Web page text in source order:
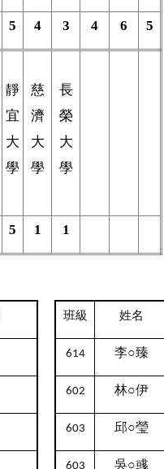
5 4 3 4 6 5
靜
宜
大
學
慈
濟
大
學
長
榮
大
學
5 1 1
班級 姓名
614 李○臻
602 林○伊
603 邱○瑩
603 吳○彧